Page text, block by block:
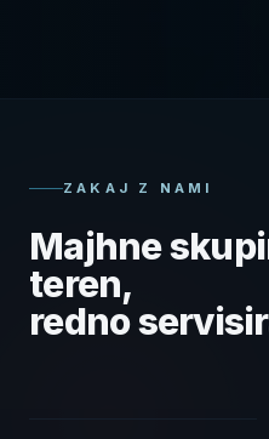
ZAKAJ Z NAMI
Majhne
teren,
redno